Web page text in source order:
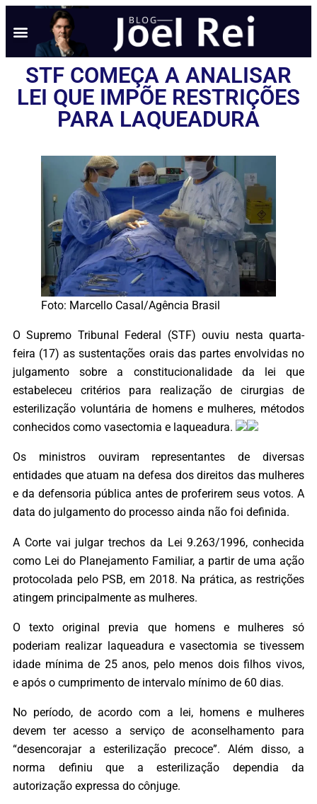
STF COMEÇA A ANALISAR
LEI QUE IMPÕE RESTRIÇÕES
PARA LAQUEADURA
Foto: Marcello Casal/Agência Brasil
O Supremo Tribunal Federal (STF) ouviu nesta quarta-
feira (17) as sustentações orais das partes envolvidas no
julgamento sobre a constitucionalidade da lei que
estabeleceu critérios para realização de cirurgias de
esterilização voluntária de homens e mulheres, métodos
conhecidos como vasectomia e laqueadura.
Os ministros ouviram representantes de diversas
entidades que atuam na defesa dos direitos das mulheres
e da defensoria pública antes de proferirem seus votos. A
data do julgamento do processo ainda não foi definida.
A Corte vai julgar trechos da Lei 9.263/1996, conhecida
como Lei do Planejamento Familiar, a partir de uma ação
protocolada pelo PSB, em 2018. Na prática, as restrições
atingem principalmente as mulheres.
O texto original previa que homens e mulheres só
poderiam realizar laqueadura e vasectomia se tivessem
idade mínima de 25 anos, pelo menos dois filhos vivos,
e após o cumprimento de intervalo mínimo de 60 dias.
No período, de acordo com a lei, homens e mulheres
devem ter acesso a serviço de aconselhamento para
“desencorajar a esterilização precoce”. Além disso, a
norma definiu que a esterilização dependia da
autorização expressa do cônjuge.